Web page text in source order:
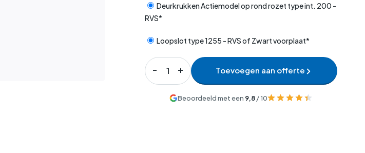
Deurkrukken Actiemodel op rond rozet type int. 200 -
RVS*
Loopslot type 1255 - RVS of Zwart voorplaat*
Toevoegen aan offerte
Beoordeeld met een 9,8/ 10